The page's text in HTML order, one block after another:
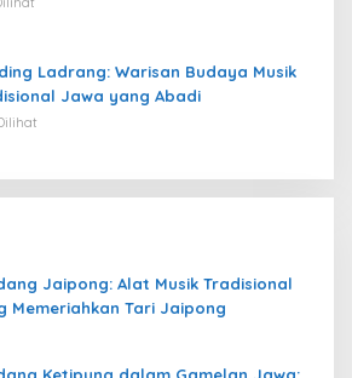
Ladrang: Warisan Budaya Musik
Jawa yang Abadi
Jaipong: Alat Musik Tradisional
Memeriahkan Tari Jaipong
Ketipung dalam Gamelan Jawa: